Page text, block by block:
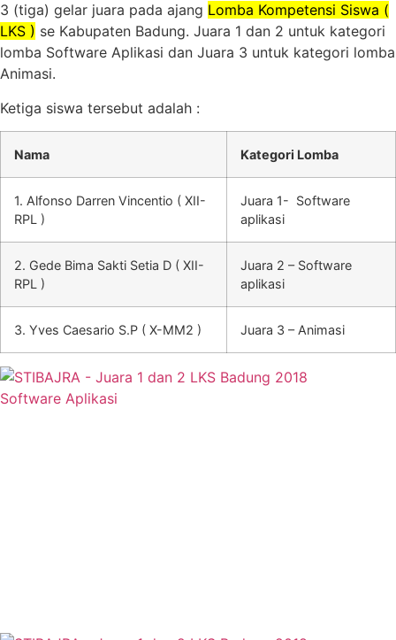
3 (tiga) gelar juara pada ajang Lomba Kompetensi Siswa (
LKS ) se Kabupaten Badung. Juara 1 dan 2 untuk kategori
lomba Software Aplikasi dan Juara 3 untuk kategori lomba
Animasi.
Ketiga siswa tersebut adalah :
Nama Kategori Lomba
1. Alfonso Darren Vincentio ( XII-
RPL )
Juara 1- Software
aplikasi
2. Gede Bima Sakti Setia D ( XII-
RPL )
Juara 2 – Software
aplikasi
3. Yves Caesario S.P ( X-MM2 ) Juara 3 – Animasi